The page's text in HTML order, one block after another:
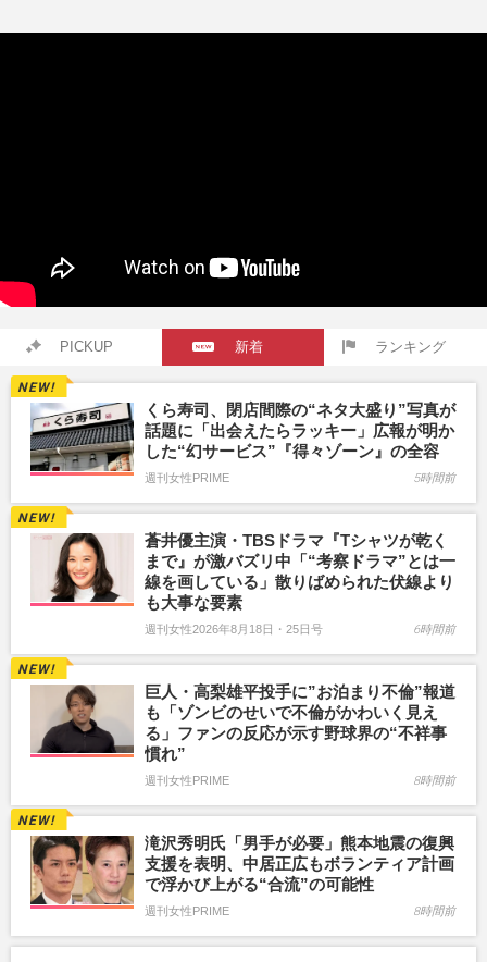
PICKUP 新着 ランキング
くら寿司、閉店間際の“ネタ大盛り”写真が
話題に「出会えたらラッキー」広報が明か
した“幻サービス”『得々ゾーン』の全容
週刊女性PRIME 5時間前
蒼井優主演・TBSドラマ『Tシャツが乾く
まで』が激バズリ中「“考察ドラマ”とは一
線を画している」散りばめられた伏線より
も大事な要素
週刊女性2026年8月18日・25日号 6時間前
巨人・高梨雄平投手に”お泊まり不倫”報道
も「ゾンビのせいで不倫がかわいく見え
る」ファンの反応が示す野球界の“不祥事
慣れ”
週刊女性PRIME 8時間前
滝沢秀明氏「男手が必要」熊本地震の復興
支援を表明、中居正広もボランティア計画
で浮かび上がる“合流”の可能性
週刊女性PRIME 8時間前